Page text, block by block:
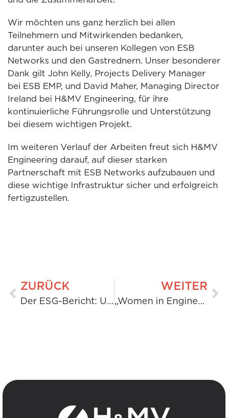
Wir möchten uns ganz herzlich bei allen
Teilnehmern und Mitwirkenden bedanken,
darunter auch bei unseren Kollegen von ESB
Networks und den Gastrednern. Unser besonderer
Dank gilt John Kelly, Projects Delivery Manager
bei ESB EMP, und David Maher, Managing Director
Ireland bei H&MV Engineering, für ihre
kontinuierliche Führungsrolle und Unterstützung
bei diesem wichtigen Projekt.
Im weiteren Verlauf der Arbeiten freut sich H&MV
Engineering darauf, auf dieser starken
Partnerschaft mit ESB Networks aufzubauen und
diese wichtige Infrastruktur sicher und erfolgreich
fertigzustellen.
ZURÜCK
Der ESG-Bericht: Unsere Fortschritte, unsere Wirkung
WEITER
„Women in Engineering Day“: Mit technischer Kompetenz Wirkung erzielen.